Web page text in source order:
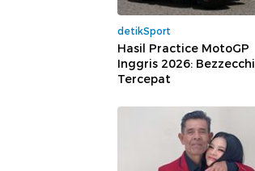
detikSport
Hasil Practice MotoGP
Inggris 2026: Bezzecchi
Tercepat